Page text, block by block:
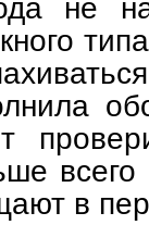
не
всего
в